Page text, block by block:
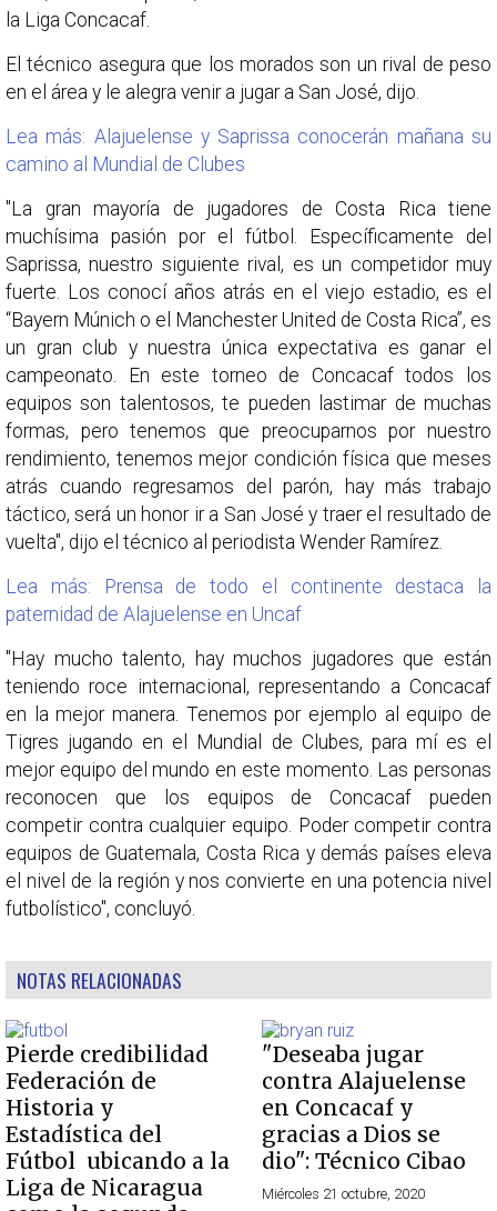
la Liga Concacaf.
El técnico asegura que los morados son un rival de peso
en el área y le alegra venir a jugar a San José, dijo.
Lea más: Alajuelense y Saprissa conocerán mañana su
camino al Mundial de Clubes
"La gran mayoría de jugadores de Costa Rica tiene
muchísima pasión por el fútbol. Específicamente del
Saprissa, nuestro siguiente rival, es un competidor muy
fuerte. Los conocí años atrás en el viejo estadio, es el
“Bayern Múnich o el Manchester United de Costa Rica”, es
un gran club y nuestra única expectativa es ganar el
campeonato. En este torneo de Concacaf todos los
equipos son talentosos, te pueden lastimar de muchas
formas, pero tenemos que preocuparnos por nuestro
rendimiento, tenemos mejor condición física que meses
atrás cuando regresamos del parón, hay más trabajo
táctico, será un honor ir a San José y traer el resultado de
vuelta", dijo el técnico al periodista Wender Ramírez.
Lea más: Prensa de todo el continente destaca la
paternidad de Alajuelense en Uncaf
"Hay mucho talento, hay muchos jugadores que están
teniendo roce internacional, representando a Concacaf
en la mejor manera. Tenemos por ejemplo al equipo de
Tigres jugando en el Mundial de Clubes, para mí es el
mejor equipo del mundo en este momento. Las personas
reconocen que los equipos de Concacaf pueden
competir contra cualquier equipo. Poder competir contra
equipos de Guatemala, Costa Rica y demás países eleva
el nivel de la región y nos convierte en una potencia nivel
futbolístico", concluyó.
NOTAS RELACIONADAS
Pierde credibilidad
Federación de
Historia y
Estadística del
Fútbol ubicando a la
Liga de Nicaragua
"Deseaba jugar
contra Alajuelense
en Concacaf y
gracias a Dios se
dio": Técnico Cibao
Miércoles 21 octubre, 2020